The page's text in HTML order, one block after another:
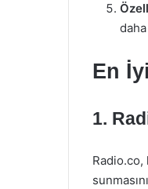
En
1.
Radio.co,